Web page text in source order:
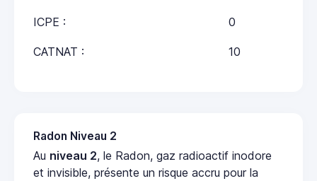
ICPE : 0
CATNAT : 10
Radon Niveau 2
Au niveau 2, le Radon, gaz radioactif inodore
et invisible, présente un risque accru pour la